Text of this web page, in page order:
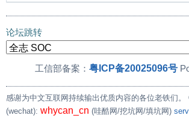
论坛跳转
工信部备案： 粤ICP备20025096号
感谢为中文互联网持续输出优质内容的各位老铁们。
(wechat): whycan_cn (哇酷网/挖坑网/填坑网)